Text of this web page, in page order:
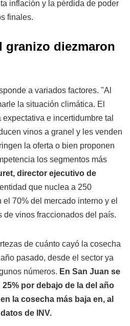
inflación y la pérdida de poder
finales.
granizo diezmaron
a variados factores. "Al
la situación climática. El
e incertidumbre tal
vinos a granel y les venden
la oferta o bien proponen
los segmentos más
director ejecutivo de
que nuclea a 250
70% del mercado interno y el
de vinos fraccionados del país.
de cuánto cayó la cosecha
pasado, desde el sector ya
números. En San Juan se
por debajo de la del año
la cosecha más baja en, al
de INV.